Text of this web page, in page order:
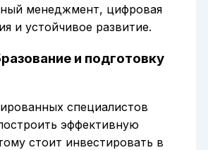
менеджмент, цифровая
и устойчивое развитие.
и подготовку
специалистов
эффективную
стоит инвестировать в